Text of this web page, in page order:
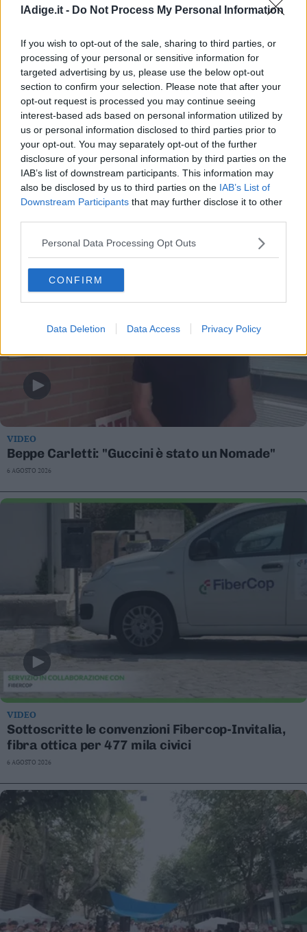
lAdige.it - Do Not Process My Personal Information
If you wish to opt-out of the sale, sharing to third parties, or
processing of your personal or sensitive information for
targeted advertising by us, please use the below opt-out
section to confirm your selection. Please note that after your
opt-out request is processed you may continue seeing
interest-based ads based on personal information utilized by
us or personal information disclosed to third parties prior to
your opt-out. You may separately opt-out of the further
disclosure of your personal information by third parties on the
IAB’s list of downstream participants. This information may
also be disclosed by us to third parties on the IAB’s List of
Downstream Participants that may further disclose it to other
Personal Data Processing Opt Outs
CONFIRM
Data Deletion Data Access Privacy Policy
VIDEO
Nella trattoria dove Guccini tirava tardi: “Qua
viveva di notte”
VIDEO
Beppe Carletti: "Guccini è stato un Nomade"
6 AGOSTO 2026
VIDEO
Sottoscritte le convenzioni Fibercop-Invitalia,
fibra ottica per 477 mila civici
6 AGOSTO 2026